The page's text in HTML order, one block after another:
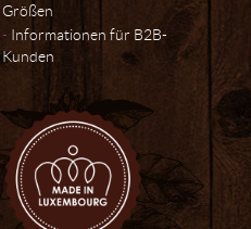
Größen
Informationen für B2B-
Kunden